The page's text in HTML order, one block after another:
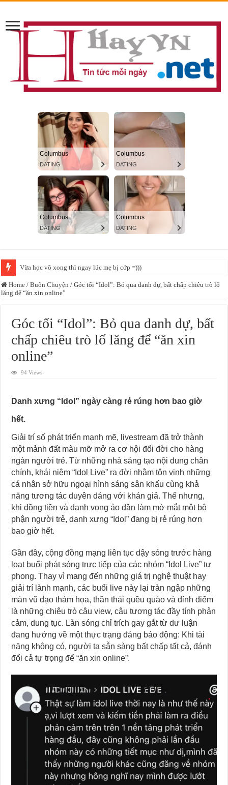
Vừa học võ xong thì ngay lúc mẹ bị cớp =)))
Sợ nhất những người âm thầm ko nói năng gì, đến làm cái đi luôn :))
Home / Buôn Chuyện / Góc tối “Idol”: Bỏ qua danh dự, bất chấp chiêu trò lố
lăng để “ăn xin online”
Góc tối “Idol”: Bỏ qua danh dự, bất
chấp chiêu trò lố lăng để “ăn xin
online”
94 Views
Danh xưng “Idol” ngày càng rẻ rúng hơn bao giờ
hết.
Giải trí số phát triển mạnh mẽ, livestream đã trở thành
một mảnh đất màu mỡ mở ra cơ hội đổi đời cho hàng
ngàn người trẻ. Từ những nhà sáng tạo nội dung chân
chính, khái niệm “Idol Live” ra đời nhằm tôn vinh những
cá nhân sở hữu ngoại hình sáng sân khấu cùng khả
năng tương tác duyên dáng với khán giả. Thế nhưng,
khi đồng tiền và danh vọng ảo dần làm mờ mắt một bộ
phận người trẻ, danh xưng “Idol” đang bị rẻ rúng hơn
bao giờ hết.
Gần đây, cộng đồng mạng liên tục dậy sóng trước hàng
loạt buổi phát sóng trực tiếp của các nhóm “Idol Live” tự
phong. Thay vì mang đến những giá trị nghệ thuật hay
giải trí lành mạnh, các buổi live này lại tràn ngập những
màn vũ đạo thảm họa, thần thái quều quào và đỉnh điểm
là những chiêu trò câu view, câu tương tác đầy tính phản
cảm, dung tục. Làn sóng chỉ trích gay gắt từ dư luận
đang hướng về một thực trạng đáng báo động: Khi tài
năng không có, người ta sẵn sàng bất chấp tất cả, đánh
đổi cả tự trọng để “ăn xin online”.